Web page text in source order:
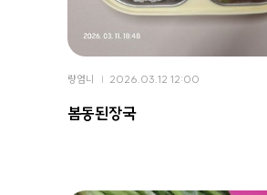
랑엄니 2026.03.12 12:00
봄동된장국